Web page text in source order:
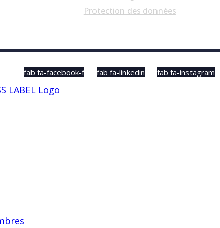
Protection des données
fab fa-facebook-f fab fa-linkedin fab fa-instagram